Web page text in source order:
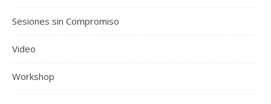
Sesiones sin Compromiso
Video
Workshop